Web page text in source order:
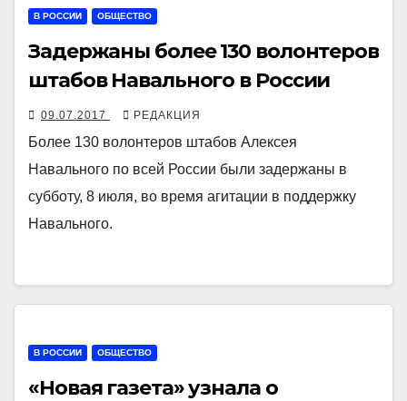
В РОССИИ ОБЩЕСТВО
Задержаны более 130 волонтеров
штабов Навального в России
09.07.2017 РЕДАКЦИЯ
Более 130 волонтеров штабов Алексея
Навального по всей России были задержаны в
субботу, 8 июля, во время агитации в поддержку
Навального.
В РОССИИ ОБЩЕСТВО
«Новая газета» узнала о